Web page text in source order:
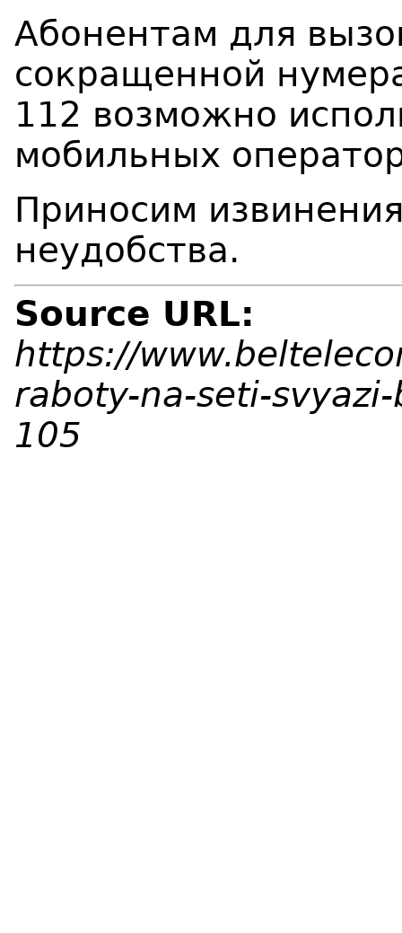
Абонентам для
сокращенной
112 возможно
мобильных
Приносим
неудобства.
Source URL:
https://
raboty-na-seti-
105